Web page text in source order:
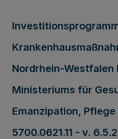
Nordrhein-Westfalen
Ministeriums für
Emanzipation,
5700.0621.11 - v.